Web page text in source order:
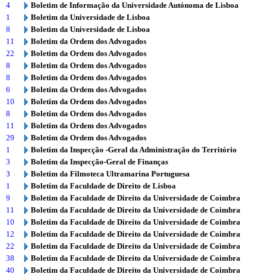
4
Boletim de Informação da Universidade Autónoma de Lisboa
1
Boletim da Universidade de Lisboa
8
Boletim da Universidade de Lisboa
11
Boletim da Ordem dos Advogados
22
Boletim da Ordem dos Advogados
8
Boletim da Ordem dos Advogados
8
Boletim da Ordem dos Advogados
6
Boletim da Ordem dos Advogados
10
Boletim da Ordem dos Advogados
8
Boletim da Ordem dos Advogados
11
Boletim da Ordem dos Advogados
29
Boletim da Ordem dos Advogados
1
Boletim da Inspecção -Geral da Administração do Território
3
Boletim da Inspecção-Geral de Finanças
3
Boletim da Filmoteca Ultramarina Portuguesa
1
Boletim da Faculdade de Direito de Lisboa
9
Boletim da Faculdade de Direito da Universidade de Coimbra
11
Boletim da Faculdade de Direito da Universidade de Coimbra
10
Boletim da Faculdade de Direito da Universidade de Coimbra
12
Boletim da Faculdade de Direito da Universidade de Coimbra
22
Boletim da Faculdade de Direito da Universidade de Coimbra
38
Boletim da Faculdade de Direito da Universidade de Coimbra
40
Boletim da Faculdade de Direito da Universidade de Coimbra